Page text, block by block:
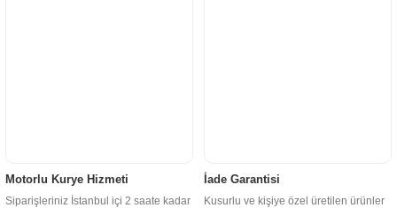
Motorlu Kurye Hizmeti
Siparişleriniz İstanbul içi 2 saate kadar
İade Garantisi
Kusurlu ve kişiye özel üretilen ürünler